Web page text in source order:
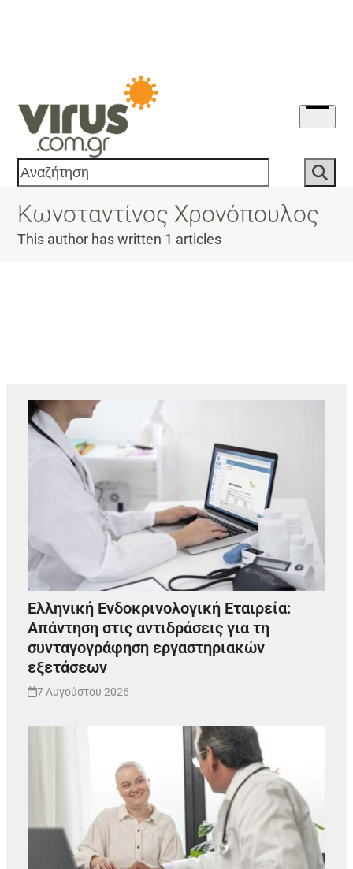
Open
Αναζήτηση
Κωνσταντίνος Χρονόπουλος
This author has written 1 articles
Ελληνική Ενδοκρινολογική Εταιρεία:
Απάντηση στις αντιδράσεις για τη
συνταγογράφηση εργαστηριακών
εξετάσεων
7 Αυγούστου 2026